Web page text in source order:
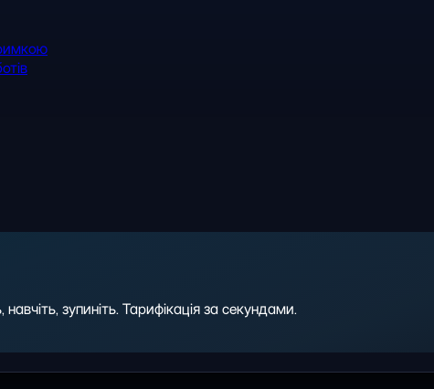
зупиніть. Тарифікація за секундами.